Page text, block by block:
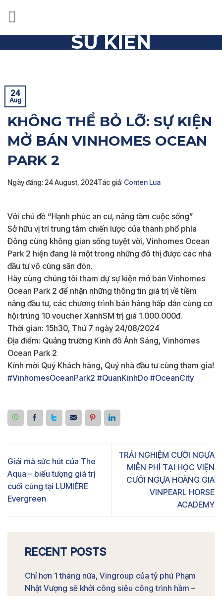
SỰ KIỆN
24
Aug
KHÔNG THỂ BỎ LỠ: SỰ KIỆN
MỞ BÁN VINHOMES OCEAN
PARK 2
Ngày đăng: 24 August, 2024Tác giả: Conten Lua
Với chủ đề “Hạnh phúc an cư, nâng tầm cuộc sống”
Sở hữu vị trí trung tâm chiến lược của thành phố phía
Đông cùng không gian sống tuyệt vời, Vinhomes Ocean
Park 2 hiện đang là một trong những đô thị được các nhà
đầu tư vô cùng săn đón.
Hãy cùng chúng tôi tham dự sự kiện mở bán Vinhomes
Ocean Park 2 để nhận những thông tin giá trị về tiềm
năng đầu tư, các chương trình bán hàng hấp dẫn cùng cơ
hội trúng 10 voucher XanhSM trị giá 1.000.000đ.
Thời gian: 15h30, Thứ 7 ngày 24/08/2024
Địa điểm: Quảng trường Kinh đô Ánh Sáng, Vinhomes
Ocean Park 2
Kính mời Quý Khách hàng, Quý nhà đầu tư cùng tham gia!
#VinhomesOceanPark2 #QuanKinhDo #OceanCity
Giải mã sức hút của The
Aqua – biểu tượng giá trị
cuối cùng tại LUMIÈRE
Evergreen
TRẢI NGHIỆM CƯỠI NGỰA
MIỄN PHÍ TẠI HỌC VIỆN
CƯỠI NGỰA HOÀNG GIA
VINPEARL HORSE
ACADEMY
RECENT POSTS
Chỉ hơn 1 tháng nữa, Vingroup của tỷ phú Phạm
Nhật Vượng sẽ khởi công siêu công trình hầm –